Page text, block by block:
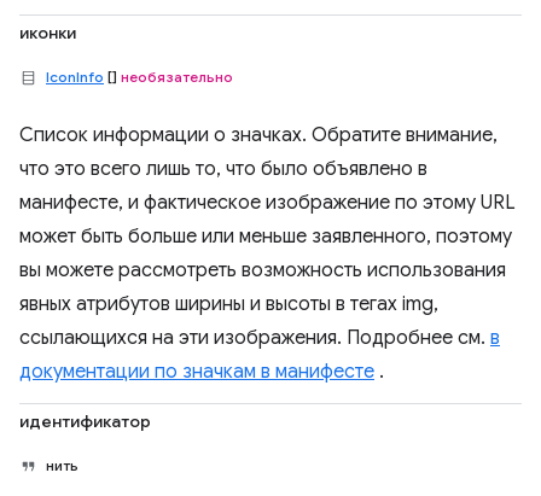
иконки
IconInfo [] необязательно
Список информации о значках. Обратите внимание,
что это всего лишь то, что было объявлено в
манифесте, и фактическое изображение по этому URL
может быть больше или меньше заявленного, поэтому
вы можете рассмотреть возможность использования
явных атрибутов ширины и высоты в тегах img,
ссылающихся на эти изображения. Подробнее см. в
документации по значкам в манифесте .
идентификатор
нить